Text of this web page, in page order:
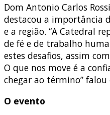
Dom Antonio Carlos
destacou a importância
e a região. “A Catedral
de fé e de trabalho
estes desafios, assim
O que nos move é a
chegar ao término” falou
O evento